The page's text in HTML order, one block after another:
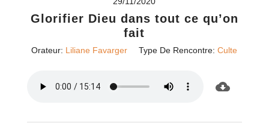
Glorifier Dieu dans tout ce qu’on
fait
Orateur: Liliane Favarger Type De Rencontre: Culte